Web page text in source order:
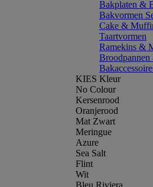
Bakplaten &
Bakvormen
Cake &
Taartvormen
Ramekins &
KIES Kleur
No Colour
Kersenrood
Oranjerood
Mat Zwart
Meringue
Azure
Sea Salt
Flint
Wit
Bleu Riviera